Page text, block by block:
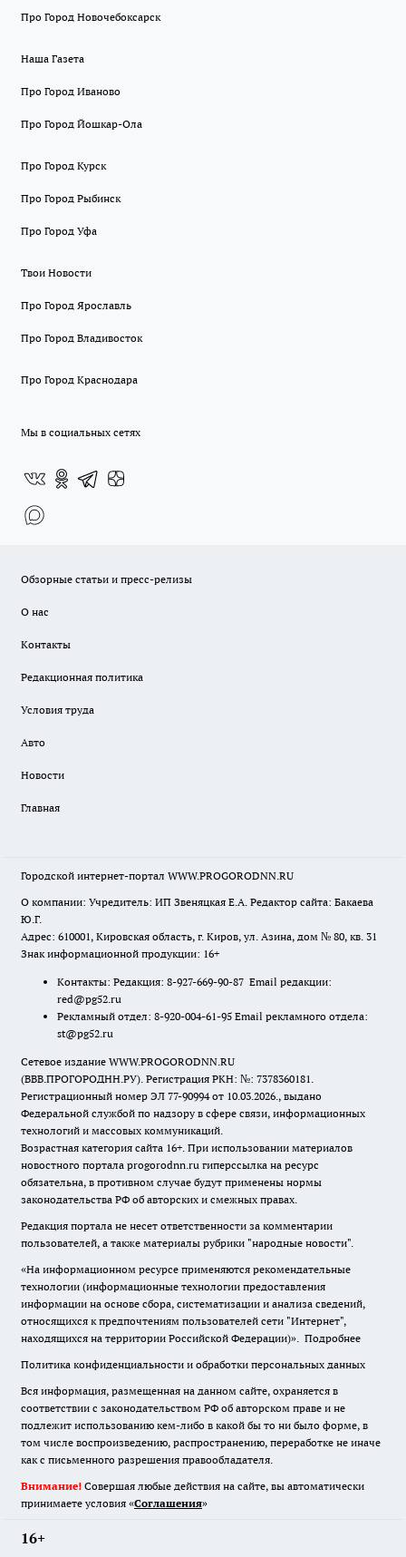
Про Город Новочебоксарск
Наша Газета
Про Город Иваново
Про Город Йошкар-Ола
Про Город Курск
Про Город Рыбинск
Про Город Уфа
Твои Новости
Про Город Ярославль
Про Город Владивосток
Про Город Краснодара
Мы в социальных сетях
Обзорные статьи и пресс-релизы
О нас
Контакты
Редакционная политика
Условия труда
Авто
Новости
Главная
Городской интернет-портал WWW.PROGORODNN.RU
О компании: Учредитель: ИП Звеняцкая Е.А. Редактор сайта: Бакаева
Ю.Г.
Адрес: 610001, Кировская область, г. Киров, ул. Азина, дом № 80, кв. 31
Знак информационной продукции: 16+
Контакты: Редакция: 8-927-669-90-87 Email редакции:
red@pg52.ru
Рекламный отдел: 8-920-004-61-95 Email рекламного отдела:
st@pg52.ru
Сетевое издание WWW.PROGORODNN.RU
(ВВВ.ПРОГОРОДНН.РУ). Регистрация РКН: №: 7378360181.
Регистрационный номер ЭЛ 77-90994 от 10.03.2026., выдано
Федеральной службой по надзору в сфере связи, информационных
технологий и массовых коммуникаций.
Возрастная категория сайта 16+. При использовании материалов
новостного портала progorodnn.ru гиперссылка на ресурс
обязательна, в противном случае будут применены нормы
законодательства РФ об авторских и смежных правах.
Редакция портала не несет ответственности за комментарии
пользователей, а также материалы рубрики "народные новости".
«На информационном ресурсе применяются рекомендательные
технологии (информационные технологии предоставления
информации на основе сбора, систематизации и анализа сведений,
относящихся к предпочтениям пользователей сети "Интернет",
находящихся на территории Российской Федерации)». Подробнее
Политика конфиденциальности и обработки персональных данных
Вся информация, размещенная на данном сайте, охраняется в
соответствии с законодательством РФ об авторском праве и не
подлежит использованию кем-либо в какой бы то ни было форме, в
том числе воспроизведению, распространению, переработке не иначе
как с письменного разрешения правообладателя.
Внимание! Совершая любые действия на сайте, вы автоматически
принимаете условия «Cоглашения»
16+